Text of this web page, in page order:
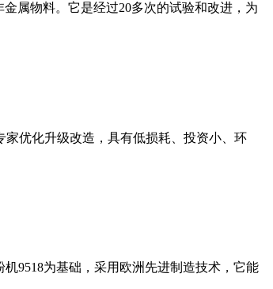
属物料。它是经过20多次的试验和改进，为
优化升级改造，具有低损耗、投资小、环
9518为基础，采用欧洲先进制造技术，它能